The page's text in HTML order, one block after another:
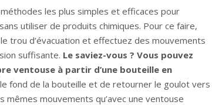
les plus simples et efficaces pour
utiliser de produits chimiques. Pour ce faire,
trou d’évacuation et effectuez des mouvements
suffisante. Le saviez-vous ? Vous pouvez
ventouse à partir d’une bouteille en
fond de la bouteille et de retourner le goulot vers
mêmes mouvements qu’avec une ventouse